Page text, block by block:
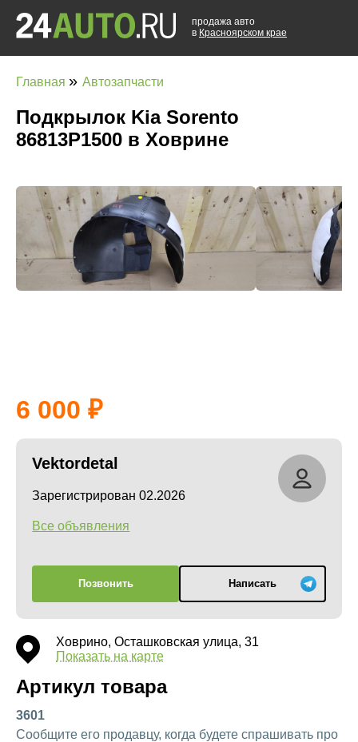
продажа авто
в Красноярском крае
Главная » Автозапчасти
Подкрылок Kia Sorento
86813P1500 в Ховрине
6 000
Vektordetal
Зарегистрирован 02.2026
Все объявления
Позвонить Написать
Ховрино, Осташковская улица, 31
Показать на карте
Артикул товара
3601
Сообщите его продавцу, когда будете спрашивать про